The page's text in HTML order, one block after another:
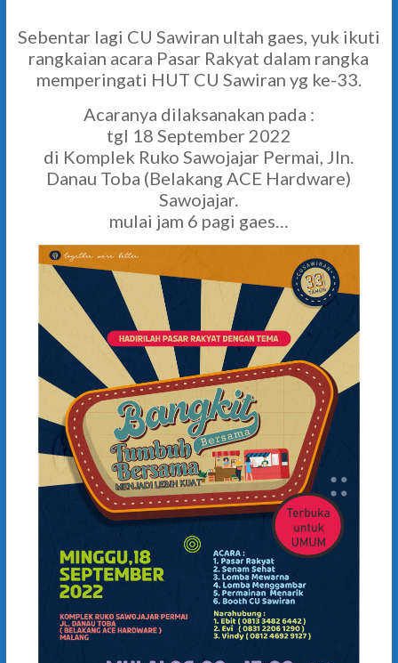
Sebentar lagi CU Sawiran ultah gaes, yuk ikuti
rangkaian acara Pasar Rakyat dalam rangka
memperingati HUT CU Sawiran yg ke-33.
Acaranya dilaksanakan pada :
tgl 18 September 2022
di Komplek Ruko Sawojajar Permai, Jln.
Danau Toba (Belakang ACE Hardware)
Sawojajar.
mulai jam 6 pagi gaes…